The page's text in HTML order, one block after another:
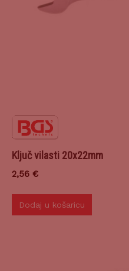
Ključ vilasti 20x22mm
2,56 €
Dodaj u košaricu